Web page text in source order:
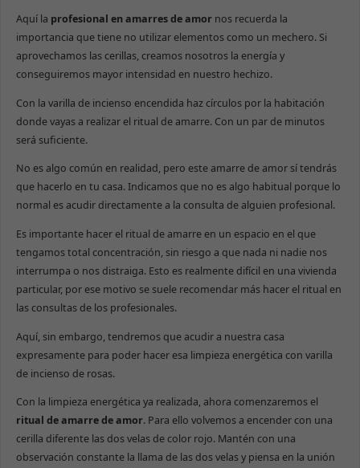
Aquí la profesional en amarres de amornos recuerda la
importancia que tiene no utilizar elementos como un mechero. Si
aprovechamos las cerillas, creamos nosotros la energía y
conseguiremos mayor intensidad en nuestro hechizo.
Con la varilla de incienso encendida haz círculos por la habitación
donde vayas a realizar el ritual de amarre. Con un par de minutos
será suficiente.
No es algo común en realidad, pero este amarre de amor sí tendrás
que hacerlo en tu casa. Indicamos que no es algo habitual porque lo
normal es acudir directamente a la consulta de alguien profesional.
Es importante hacer el ritual de amarre en un espacio en el que
tengamos total concentración, sin riesgo a que nada ni nadie nos
interrumpa o nos distraiga. Esto es realmente difícil en una vivienda
particular, por ese motivo se suele recomendar más hacer el ritual en
las consultas de los profesionales.
Aquí, sin embargo, tendremos que acudir a nuestra casa
expresamente para poder hacer esa limpieza energética con varilla
de incienso de rosas.
Con la limpieza energética ya realizada, ahora comenzaremos el
ritual de amarre de amor. Para ello volvemos a encender con una
cerilla diferente las dos velas de color rojo. Mantén con una
observación constante la llama de las dos velas y piensa en la unión